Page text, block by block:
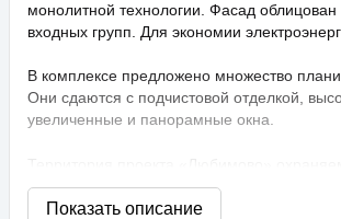
монолитной технологии. Фасад
входных групп. Для экономии
В комплексе предложено множество
Они сдаются с подчистовой отделкой,
увеличенные и панорамные окна.
распознаванием лиц и управлением
технологии сезонного цветения,